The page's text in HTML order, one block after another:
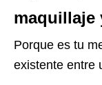
maquillaje
Porque es tu
existente entre